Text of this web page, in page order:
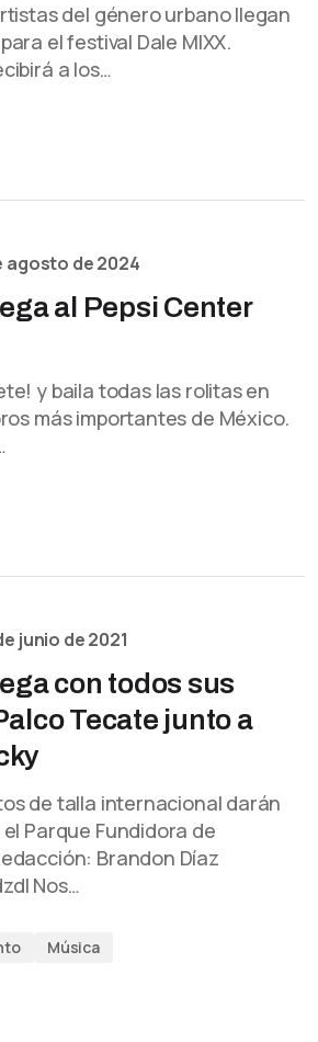
del género urbano llegan
el festival Dale MIXX.
a los…
agosto de 2024
al Pepsi Center
y baila todas las rolitas en
más importantes de México.
junio de 2021
con todos sus
Tecate junto a
de talla internacional darán
Parque Fundidora de
Brandon Díaz
Nos…
Música